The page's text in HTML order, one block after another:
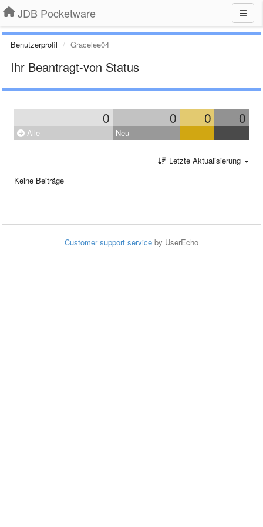
JDB Pocketware
Benutzerprofil Gracelee04
Ihr Beantragt-von Status
0 0 0 0
Alle Neu
Letzte Aktualisierung
Keine Beiträge
Customer support service by UserEcho